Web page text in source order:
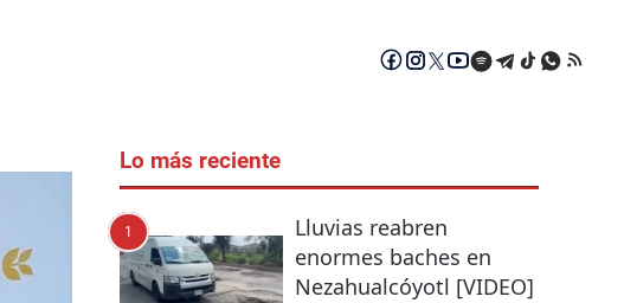
Lo más reciente
1
Lluvias reabren
enormes baches en
Nezahualcóyotl [VIDEO]